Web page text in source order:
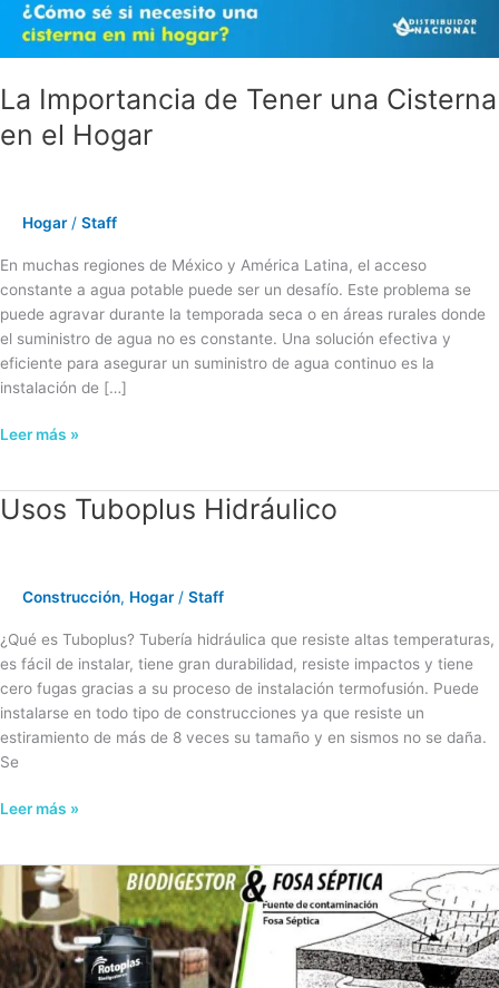
La Importancia de Tener una Cisterna
en el Hogar
Hogar/ Staff
En muchas regiones de México y América Latina, el acceso
constante a agua potable puede ser un desafío. Este problema se
puede agravar durante la temporada seca o en áreas rurales donde
el suministro de agua no es constante. Una solución efectiva y
eficiente para asegurar un suministro de agua continuo es la
instalación de […]
Hogar
Leer más »
Usos Tuboplus Hidráulico
Construcción, Hogar/ Staff
¿Qué es Tuboplus? Tubería hidráulica que resiste altas temperaturas,
es fácil de instalar, tiene gran durabilidad, resiste impactos y tiene
cero fugas gracias a su proceso de instalación termofusión. Puede
instalarse en todo tipo de construcciones ya que resiste un
estiramiento de más de 8 veces su tamaño y en sismos no se daña.
Se
Usos
Leer más »
Ventajas
Biodigestor
&
Fosas